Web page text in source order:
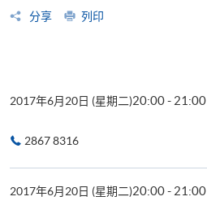
分享 列印
2017年6月20日 (星期二)20:00 - 21:00
2867 8316
2017年6月20日 (星期二)20:00 - 21:00